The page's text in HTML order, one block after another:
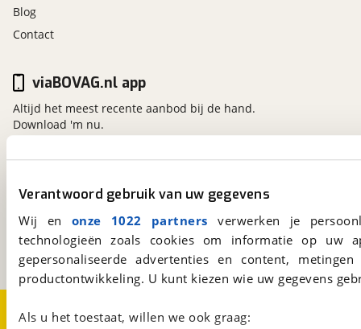
Verantwoord gebruik van uw gegevens
Wij en onze 1022 partners verwerken je
technologieën zoals cookies om informatie op
gepersonaliseerde advertenties en content,
productontwikkeling. U kunt kiezen wie uw gegevens
Als u het toestaat, willen we ook graag:
Blog
Contact
viaBOVAG.nl
3981 AJ
Bunnik
Een initiatief van
BOVAG
viaBOVAG.nl app
Altijd het meest recente aanbod bij de hand.
Download 'm nu.
CookievoorkeurenVacatures